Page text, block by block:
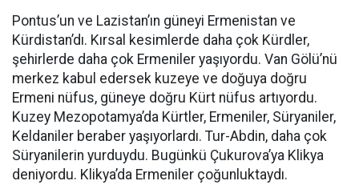
Pontus’un ve Lazistan’ın güneyi Ermenistan ve
Kürdistan’dı. Kırsal kesimlerde daha çok Kürdler,
şehirlerde daha çok Ermeniler yaşıyordu. Van Gölü’nü
merkez kabul edersek kuzeye ve doğuya doğru
Ermeni nüfus, güneye doğru Kürt nüfus artıyordu.
Kuzey Mezopotamya’da Kürtler, Ermeniler, Süryaniler,
Keldaniler beraber yaşıyorlardı. Tur-Abdin, daha çok
Süryanilerin yurduydu. Bugünkü Çukurova’ya Klikya
deniyordu. Klikya’da Ermeniler çoğunluktaydı.